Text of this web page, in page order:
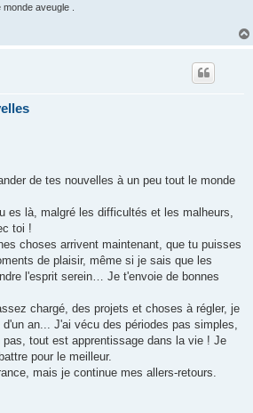
aveugle .
de tes nouvelles à un peu tout le monde
es là, malgré les difficultés et les malheurs,
toi !
choses arrivent maintenant, que tu puisses
de plaisir, même si je sais que les
l'esprit serein… Je t'envoie de bonnes
chargé, des projets et choses à régler, je
an... J'ai vécu des périodes pas simples,
tout est apprentissage dans la vie ! Je
pour le meilleur.
mais je continue mes allers-retours.